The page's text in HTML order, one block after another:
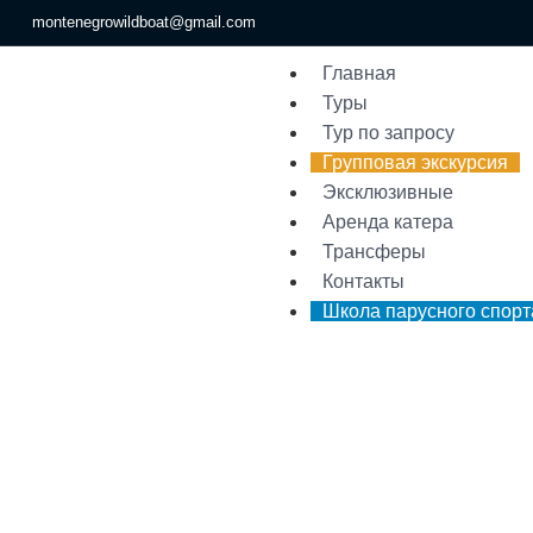
montenegrowildboat@gmail.com
Главная
Туры
Тур по запросу
Групповая экскурсия
Эксклюзивные
Аренда катера
Трансферы
Контакты
Школа парусного